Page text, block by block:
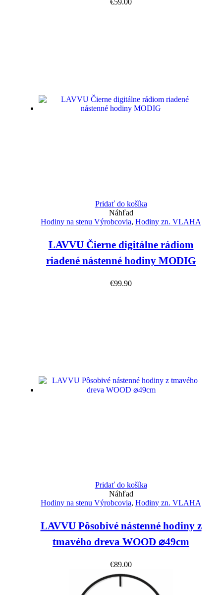
€59.00
Pridať do košíka
Náhľad
Hodiny na stenu Výrobcovia, Hodiny zn. VLAHA
LAVVU Čierne digitálne rádiom
riadené nástenné hodiny MODIG
€99.90
Pridať do košíka
Náhľad
Hodiny na stenu Výrobcovia, Hodiny zn. VLAHA
LAVVU Pôsobivé nástenné hodiny z
tmavého dreva WOOD ⌀49cm
€89.00